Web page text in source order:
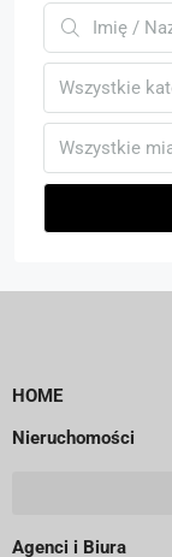
Wszystkie
Wszystkie
HOME
Nieruchomości
Agenci i Biura